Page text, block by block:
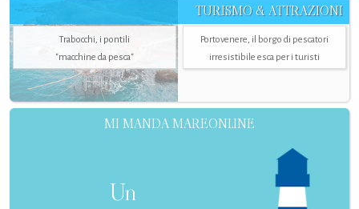
TURISMO & ATTRAZIONI
Trabocchi, i pontili
"macchine da pesca"
Portovenere, il borgo di pescatori
irresistibile esca per i turisti
MI MANDA MAREONLINE
Un